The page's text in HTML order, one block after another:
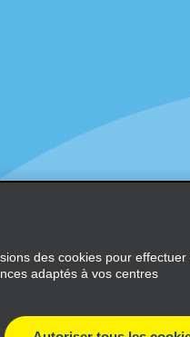
Véhicules
des cookies pour effectuer
adaptés à vos centres